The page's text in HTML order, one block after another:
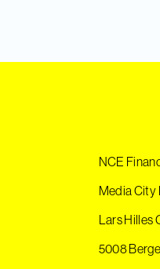
NCE
Media City
Lars Hilles
5008